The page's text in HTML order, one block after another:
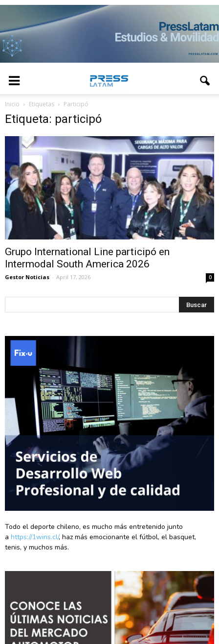
Inicio Etiquetas Participó
Etiqueta: participó
Grupo International Line participó en
Intermodal South America 2026
Gestor Noticias - April 17, 2026 0
Todo el deporte chileno, es mucho más entretenido junto
a https://1wins.cl/, haz más emocionante el fútbol, el basquet,
tenis, y muchos más.